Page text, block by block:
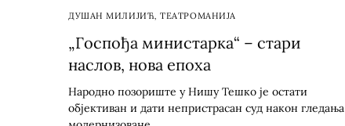
ДУШАН МИЛИЈИЋ ,ТЕАТРОМАНИЈА
„Госпођа министарка“ – стари
наслов, нова епоха
Народно позориште у Нишу Тешко је остати
објективан и дати непристрасан суд након гледања